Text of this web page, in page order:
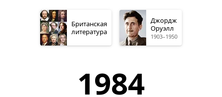
Британская
литература
Джордж
Оруэлл
1903–1950
1984